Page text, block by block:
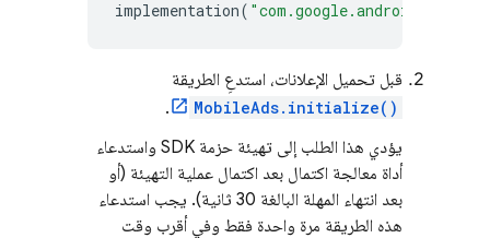
implementation(
قبل تحميل الإعلانات، استدعِ الطريقة
MobileAds.initialize()
.
يؤدي هذا الطلب إلى تهيئة حزمة SDK واستدعاء
أداة معالجة اكتمال بعد اكتمال عملية التهيئة (أو
بعد انتهاء المهلة البالغة 30 ثانية). يجب استدعاء
هذه الطريقة مرة واحدة فقط وفي أقرب وقت